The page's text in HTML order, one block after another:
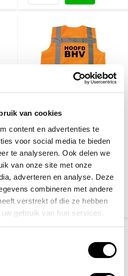
van cookies
content en advertenties te
voor social media te bieden
te analyseren. Ook delen we
van onze site met onze
adverteren en analyse. Deze
combineren met andere
verstrekt of die ze hebben
gebruik van hun services.
RWS veiligheidsvest
10,20
maandag in huis